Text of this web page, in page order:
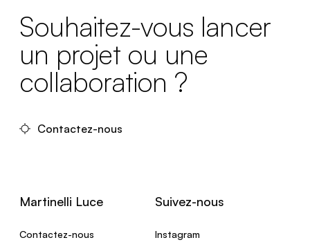
Souhaitez-vous lancer
un projet ou une
collaboration ?
Contactez-nous
Martinelli Luce
Contactez-nous
Suivez-nous
Instagram